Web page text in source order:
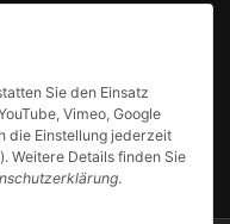
Sie den Einsatz
Vimeo, Google
die Einstellung jederzeit
Weitere Details finden Sie
.